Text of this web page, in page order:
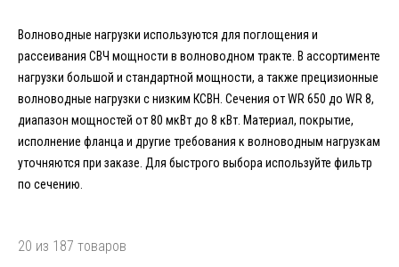
Волноводные нагрузки используются для поглощения и
рассеивания СВЧ мощности в волноводном тракте. В ассортименте
нагрузки большой и стандартной мощности, а также прецизионные
волноводные нагрузки с низким КСВН. Сечения от WR 650 до WR 8,
диапазон мощностей от 80 мкВт до 8 кВт. Материал, покрытие,
исполнение фланца и другие требования к волноводным нагрузкам
уточняются при заказе. Для быстрого выбора используйте фильтр
по сечению.
20 из 187 товаров